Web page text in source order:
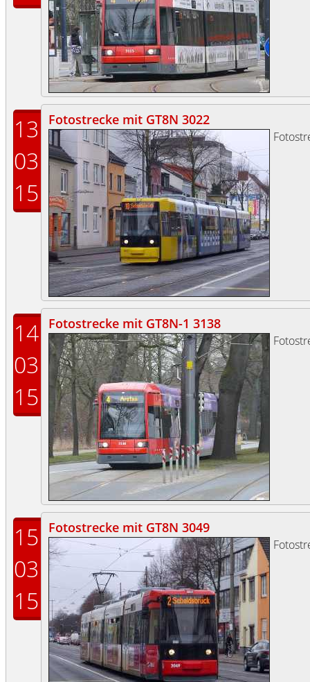
13
03
15
Fotostrecke mit GT8N 3022
14
03
15
Fotostrecke mit GT8N-1 3138
15
03
15
Fotostrecke mit GT8N 3049